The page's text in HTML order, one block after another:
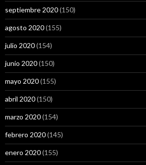
septiembre 2020(150)
agosto 2020(155)
julio 2020(154)
junio 2020(150)
mayo 2020(155)
abril 2020(150)
marzo 2020(154)
febrero 2020(145)
enero 2020(155)